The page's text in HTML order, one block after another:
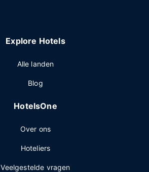
Explore Hotels
Alle landen
Blog
HotelsOne
Over ons
Hoteliers
Veelgestelde vragen